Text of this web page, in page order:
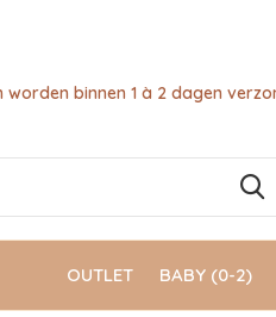
OUTLET BABY (0-2)
worden binnen 1 à 2 dagen